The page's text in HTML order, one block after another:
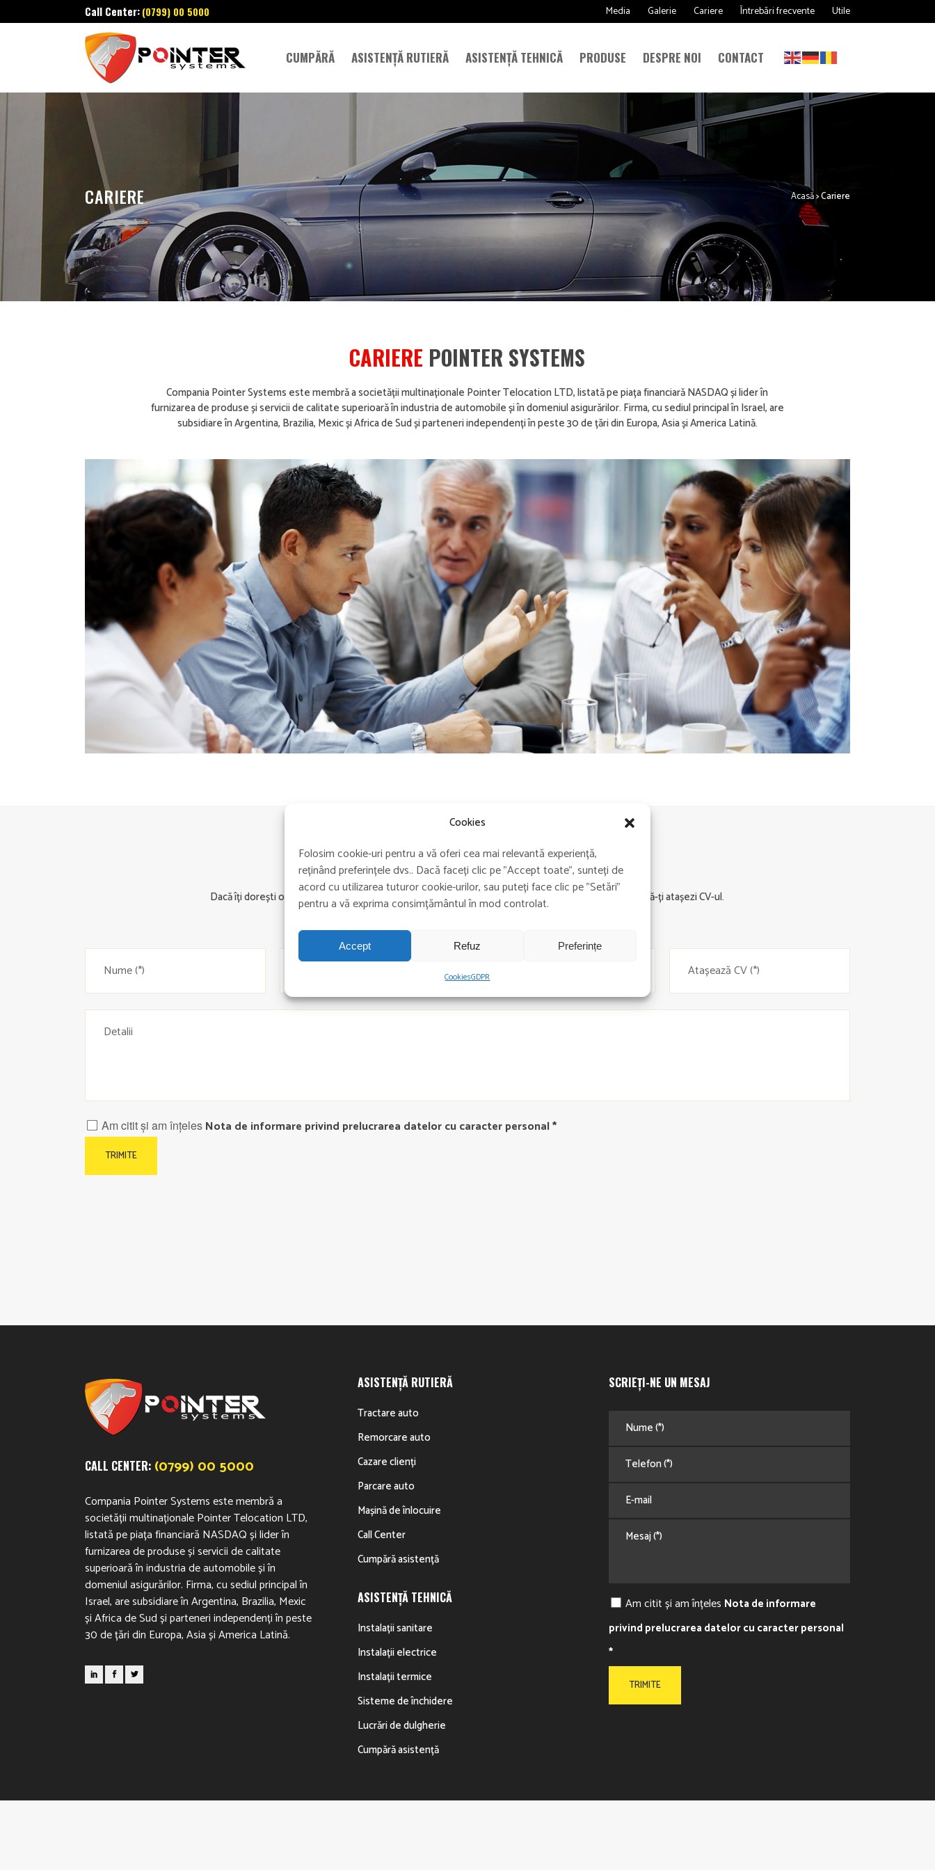
Cookies
Folosim cookie-uri pentru a vă oferi cea mai relevantă experiență,
reținând preferințele dvs.. Dacă faceți clic pe "Accept toate", sunteți de
acord cu utilizarea tuturor cookie-urilor, sau puteți face clic pe "Setări"
pentru a vă exprima consimțământul în mod controlat.
Accept Refuz Preferințe
CookiesGDPR
Call Center:(0799) 00 5000 Media Galerie Cariere Întrebări frecvente Utile
CUMPĂRĂ ASISTENȚĂ RUTIERĂ ASISTENȚĂ TEHNICĂ PRODUSE DESPRE NOI CONTACT
CARIERE Acasă>Cariere
CARIERE POINTER SYSTEMS
Compania Pointer Systems este membră a societății multinaționale Pointer Telocation LTD, listată pe piața financiară NASDAQ și lider în
furnizarea de produse și servicii de calitate superioară în industria de automobile și în domeniul asigurărilor. Firma, cu sediul principal în Israel, are
subsidiare în Argentina, Brazilia, Mexic și Africa de Sud și parteneri independenți în peste 30 de țări din Europa, Asia și America Latină.
TRIMITECV-UL
Dacă îți dorești o carieră în Pointer Systems, primul pas este să completezi formularul de mai jos și să-ți atașezi CV-ul.
În cazul în care nu există job-uri disponibile, vom păstra CV-ul timp de 12 luni.
Am citit și am înțeles Nota de informare privind prelucrarea datelor cu caracter personal *
CALL CENTER: (0799) 00 5000
Compania Pointer Systems este membră a
societății multinaționale Pointer Telocation LTD,
listată pe piața financiară NASDAQ și lider în
furnizarea de produse și servicii de calitate
superioară în industria de automobile și în
domeniul asigurărilor. Firma, cu sediul principal în
Israel, are subsidiare în Argentina, Brazilia, Mexic
și Africa de Sud și parteneri independenți în peste
30 de țări din Europa, Asia și America Latină.
ASISTENȚĂ RUTIERĂ
Tractare auto
Remorcare auto
Cazare clienți
Parcare auto
Mașină de înlocuire
Call Center
Cumpără asistență
ASISTENȚĂ TEHNICĂ
Instalații sanitare
Instalații electrice
Instalații termice
Sisteme de închidere
Lucrări de dulgherie
Cumpără asistență
SCRIEȚI-NE UN MESAJ
Am citit și am înțeles Nota de informare
privind prelucrarea datelor cu caracter personal
*